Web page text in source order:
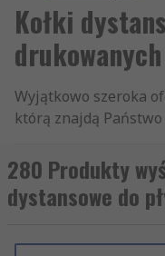
Kołki
drukowanych
Wyjątkowo szeroka
którą znajdą
podzielonego na takie
RFI, Obwody
samoprzylepne PCB.
Dystanse
280 Produkty
dystansowe do